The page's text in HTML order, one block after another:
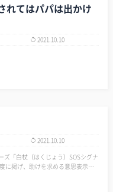
れてはパパは出かけ
2021.10.10
2021.10.10
ズ「白杖（はくじょう）SOSシグナ
に掲げ、助けを求める意思表示を